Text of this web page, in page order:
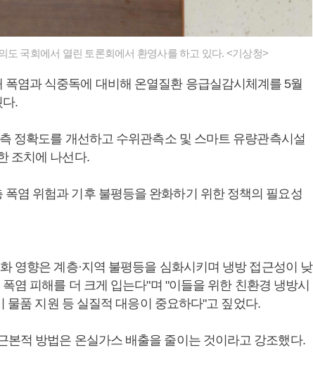
도 국회에서 열린 토론회에서 환영사를 하고 있다. <기상청>
염과 식중독에 대비해 온열질환 응급실감시체계를 5월
.
정확도를 개선하고 수위관측소 및 스마트 유량관측시설
조치에 나선다.
염 위험과 기후 불평등을 완화하기 위한 정책의 필요성
영향은 계층·지역 불평등을 심화시키며 냉방 접근성이 낮
염 피해를 더 크게 입는다"며 "이들을 위한 친환경 냉방시
물품 지원 등 실질적 대응이 중요하다"고 짚었다.
본적 방법은 온실가스 배출을 줄이는 것이라고 강조했다.